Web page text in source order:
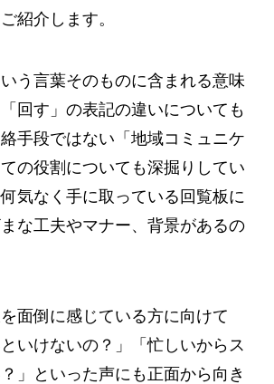
紹介します。
う言葉そのものに含まれる意味
回す」の表記の違いについても
手段ではない「地域コミュニケ
の役割についても深掘りしてい
気なく手に取っている回覧板に
な工夫やマナー、背景があるの
面倒に感じている方に向けて
いけないの？」「忙しいからス
」といった声にも正面から向き